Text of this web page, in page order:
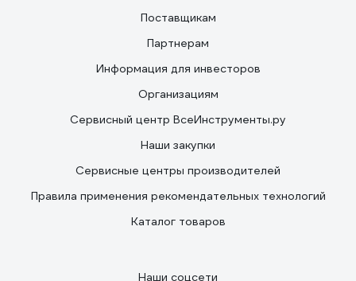
Поставщикам
Партнерам
Информация для инвесторов
Организациям
Сервисный центр ВсеИнструменты.ру
Наши закупки
Сервисные центры производителей
Правила применения рекомендательных технологий
Каталог товаров
Наши соцсети